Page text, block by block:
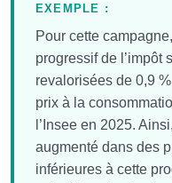
EXEMPLE :
Pour cette
progressif de l’impôt
revalorisées de 0,9
prix à la
l’Insee en 2025.
augmenté dans des
inférieures à cette